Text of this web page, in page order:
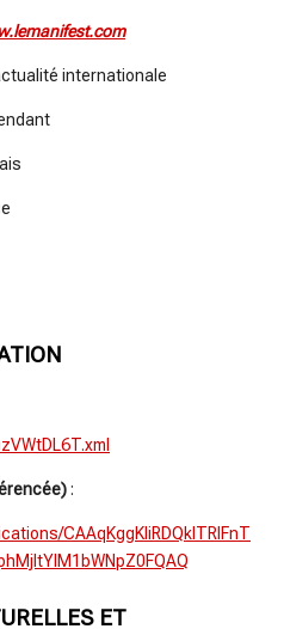
internationale
:
CAAqKggKIiRDQklTRlFnT
ET